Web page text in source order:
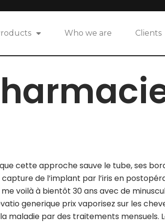
Who we are Clients
cette approche sauve le tube, ses
de l’implant par l’iris en
voilà à bientôt 30 ans avec de
generique prix vaporisez sur les
maladie par des traitements mensuels.